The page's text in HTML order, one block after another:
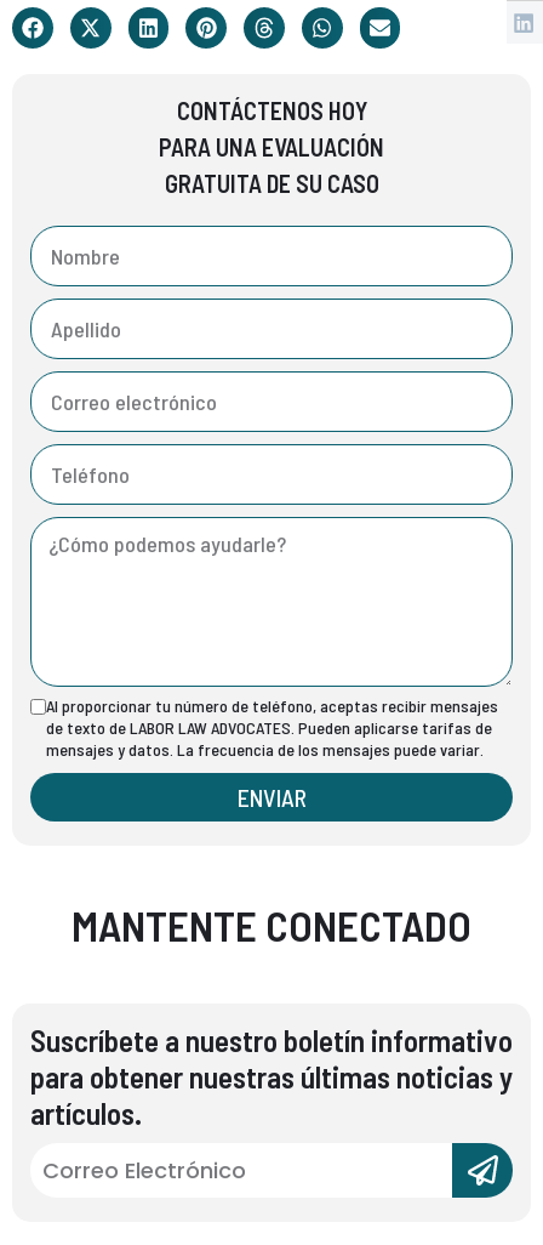
CONTÁCTENOS HOY
PARA UNA EVALUACIÓN
GRATUITA DE SU CASO
Al proporcionar tu número de teléfono, aceptas recibir mensajes
de texto de LABOR LAW ADVOCATES. Pueden aplicarse tarifas de
mensajes y datos. La frecuencia de los mensajes puede variar.
ENVIAR
MANTENTE CONECTADO
Suscríbete a nuestro boletín informativo
para obtener nuestras últimas noticias y
artículos.